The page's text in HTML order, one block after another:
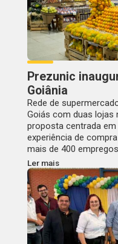
Prezunic
Goiânia
Rede de
Goiás com duas lojas
proposta centrada em
experiência de
mais de 400
Ler mais